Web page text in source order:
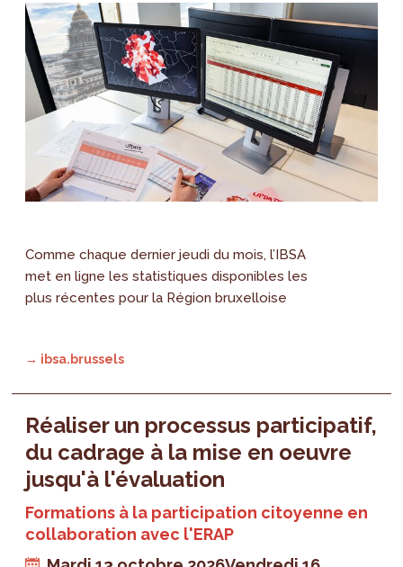
Comme chaque dernier jeudi du mois, l’IBSA
met en ligne les statistiques disponibles les
plus récentes pour la Région bruxelloise
→ ibsa.brussels
Réaliser un processus participatif,
du cadrage à la mise en oeuvre
jusqu'à l'évaluation
Formations à la participation citoyenne en
collaboration avec l'ERAP